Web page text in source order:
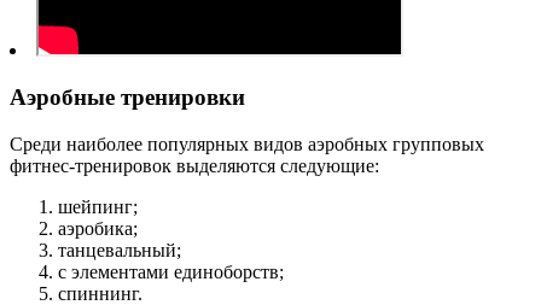
Аэробные тренировки
Среди наиболее популярных видов аэробных групповых
фитнес-тренировок выделяются следующие:
шейпинг;
аэробика;
танцевальный;
с элементами единоборств;
спиннинг.